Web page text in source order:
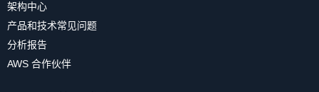
架构中心
产品和技术常见问题
分析报告
AWS 合作伙伴